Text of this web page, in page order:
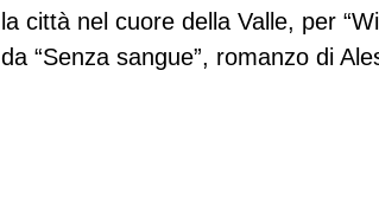
la città nel cuore della Valle, per
da “Senza sangue”, romanzo di